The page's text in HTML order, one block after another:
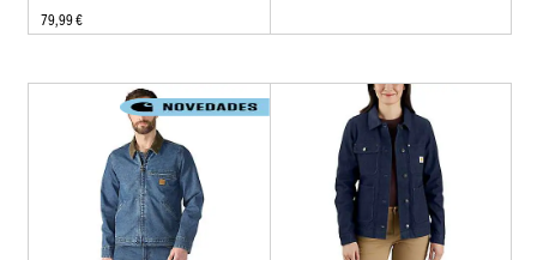
79,99 €